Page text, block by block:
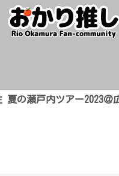
夏の瀬戸内ツアー2023＠